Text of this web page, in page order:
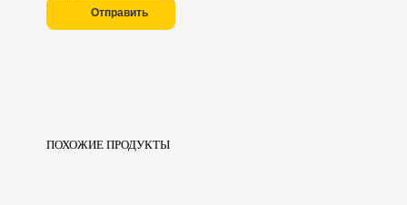
Отправить
ПОХОЖИЕ ПРОДУКТЫ